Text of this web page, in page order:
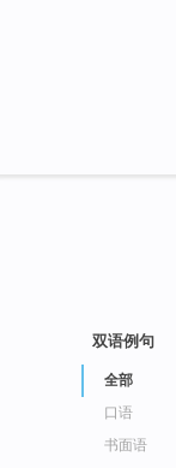
双语例句
全部
口语
书面语